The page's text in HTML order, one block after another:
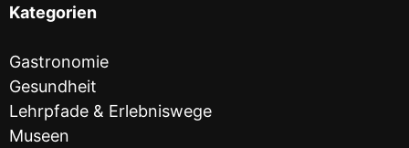
Kategorien
Gastronomie
Gesundheit
Lehrpfade & Erlebniswege
Museen